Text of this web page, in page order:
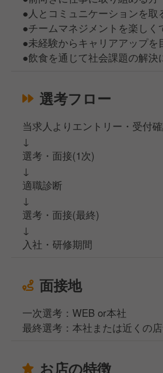
●人とコミュニケーションを取
●チームマネジメントを楽しく
●未経験からキャリアアップを
●飲食を通じて社会課題の解決
選考フロー
当求人よりエントリー・受付
↓
選考・面接(1次)
↓
適職診断
↓
選考・面接(最終)
↓
入社・研修期間
面接地
一次選考：WEB or本社
最終選考：本社または近くの
お店の特徴